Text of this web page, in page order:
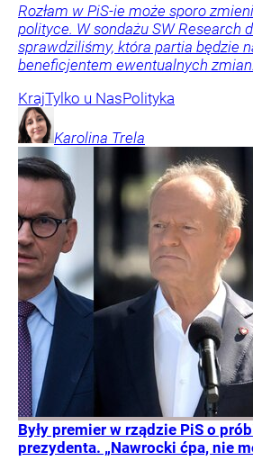
Rozłam w PiS-ie może sporo
polityce. W sondażu SW Research
sprawdziliśmy, która partia będzie
beneficjentem ewentualnych zmian.
KrajTylko u NasPolityka
Karolina Trela
Były premier w rządzie PiS o
prezydenta. „Nawrocki ćpa, nie